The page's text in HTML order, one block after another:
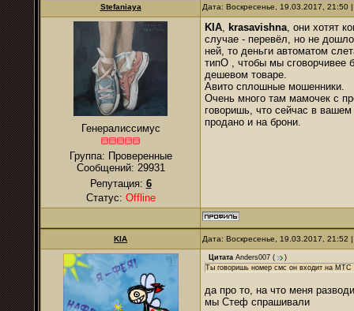
Stefaniaya Дата: Воскресенье, 19.03.2017,
Генералиссимус
Группа: Проверенные
Сообщений: 29931
Репутация: 6
Статус: Offline
KIA, krasavishna, они хотят
случае - перевёл, но не
ней, то деньги автоматом
типО , чтобы мы сговорчивее
дешевом товаре.
Авито сплошные мошенники.
Очень много там мамочек с
говоришь, что сейчас в вашем
продано и на брони.
KIA Дата: Воскресенье, 19.03.2017,
Цитата Anders007 (
)
Ты говоришь номер смс он входит на МТС
да про то, на что меня
мы Стеф спрашивали